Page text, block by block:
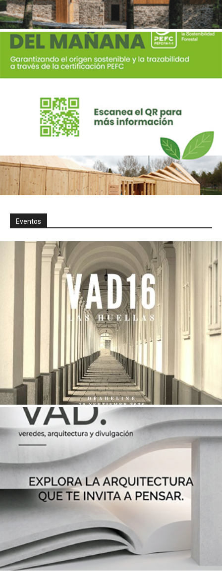
Eventos